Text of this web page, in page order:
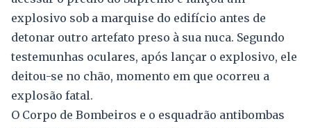
explosivo sob a marquise do edifício antes de
detonar outro artefato preso à sua nuca. Segundo
testemunhas oculares, após lançar o explosivo, ele
deitou-se no chão, momento em que ocorreu a
explosão fatal.
O Corpo de Bombeiros e o esquadrão antibombas